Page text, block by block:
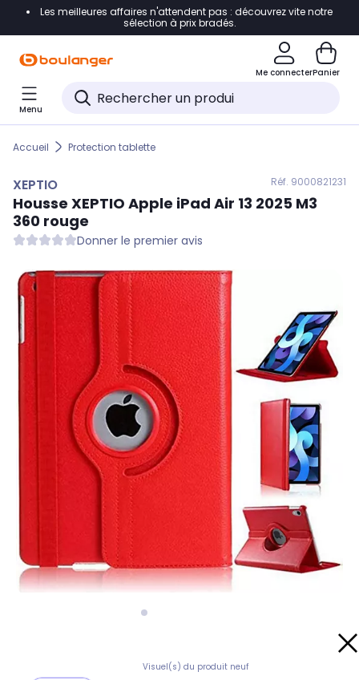
Accéder directement à la navigation
Accéder directement au pied de page
Accéder directement au chatbot
Les meilleures affaires n'attendent pas : découvrez vite notre
sélection à prix bradés.
Me connecterPanier
Menu
Accueil Protection tablette
XEPTIO Réf. 9000821231
Housse XEPTIO Apple iPad Air 13 2025 M3
360 rouge
Donner le premier avis
Visuel(s) du produit neuf